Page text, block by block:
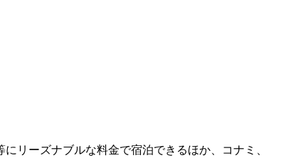
リーズナブルな料金で宿泊できるほか、コナミ、